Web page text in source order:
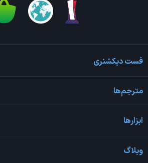
فست دیکشنری
مترجم‌ها
ابزارها
وبلاگ